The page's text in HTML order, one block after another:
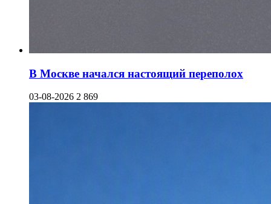
В Москве начался настоящий переполох
03-08-2026 2 869